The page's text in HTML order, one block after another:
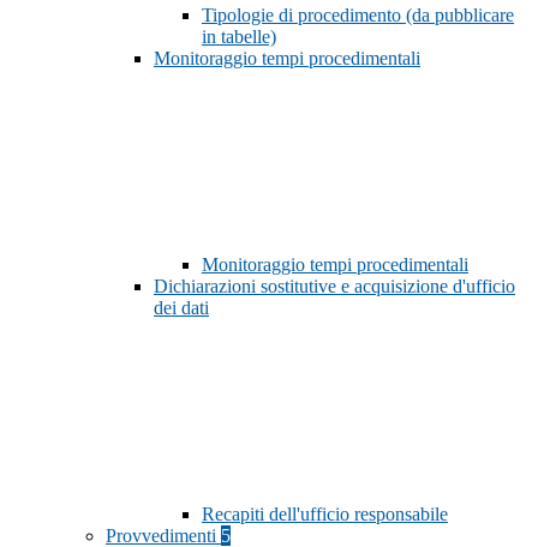
Tipologie di procedimento (da pubblicare
in tabelle)
Monitoraggio tempi procedimentali
Monitoraggio tempi procedimentali
Dichiarazioni sostitutive e acquisizione d'ufficio
dei dati
Recapiti dell'ufficio responsabile
Provvedimenti 5